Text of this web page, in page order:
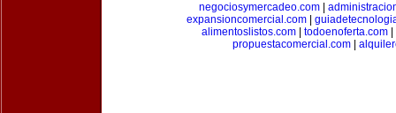
negociosymercadeo.com|
expansioncomercial.com|
alimentoslistos.com| todoenoferta.com|
propuestacomercial.com